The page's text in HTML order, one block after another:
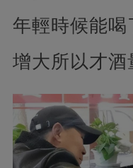
年輕時候能喝
增大所以才酒